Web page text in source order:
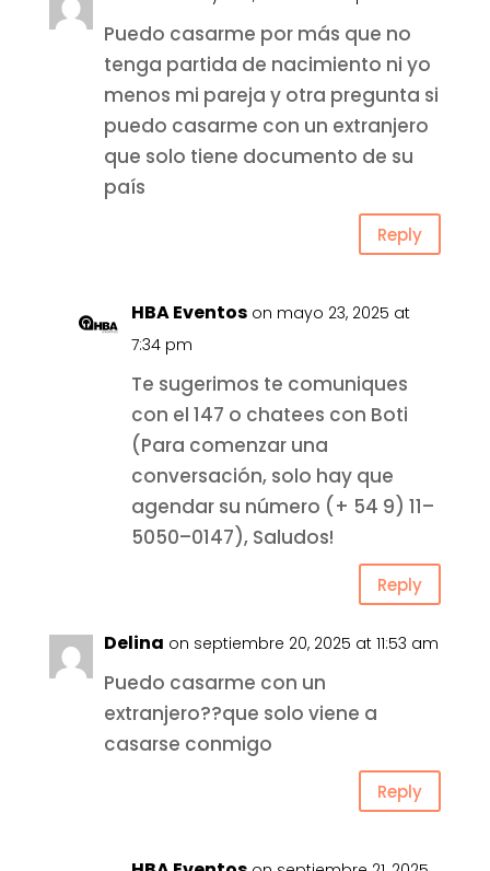
Puedo casarme por más que no
tenga partida de nacimiento ni yo
menos mi pareja y otra pregunta si
puedo casarme con un extranjero
que solo tiene documento de su
país
Reply
HBA Eventos on mayo 23, 2025 at
7:34 pm
Te sugerimos te comuniques
con el 147 o chatees con Boti
(Para comenzar una
conversación, solo hay que
agendar su número (+ 54 9) 11–
5050–0147), Saludos!
Reply
Delina on septiembre 20, 2025 at 11:53 am
Puedo casarme con un
extranjero??que solo viene a
casarse conmigo
Reply